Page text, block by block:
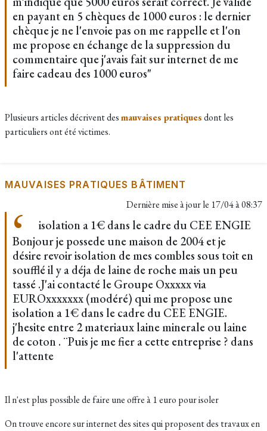
en payant en 5 chèques de 1000 euros : le dernier
chèque je ne l'envoie pas on me rappelle et l'on
me propose en échange de la suppression du
commentaire que j'avais fait sur internet de me
faire cadeau des 1000 euros"
Plusieurs articles décrivent desmauvaises pratiquesdont les
particuliers ont été victimes.
MAUVAISES PRATIQUES BÂTIMENT
Dernière mise à jour le 17/04 à 08:37
isolation a 1€ dans le cadre du CEE ENGIE
Bonjour je possede une maison de 2004 et je
désire revoir isolation de mes combles sous toit en
soufflé il y a déja de laine de roche mais un peu
tassé .J'ai contacté le Groupe Oxxxxx via
EUROxxxxxxx (modéré) qui me propose une
isolation a 1€ dans le cadre du CEE ENGIE.
j'hesite entre 2 materiaux laine minerale ou laine
de coton . ¨Puis je me fier a cette entreprise ? dans
l'attente
Il n'est plus possible de faire une offre à 1 euro pour isoler
On trouve encore sur internet des sites qui proposent des travaux en